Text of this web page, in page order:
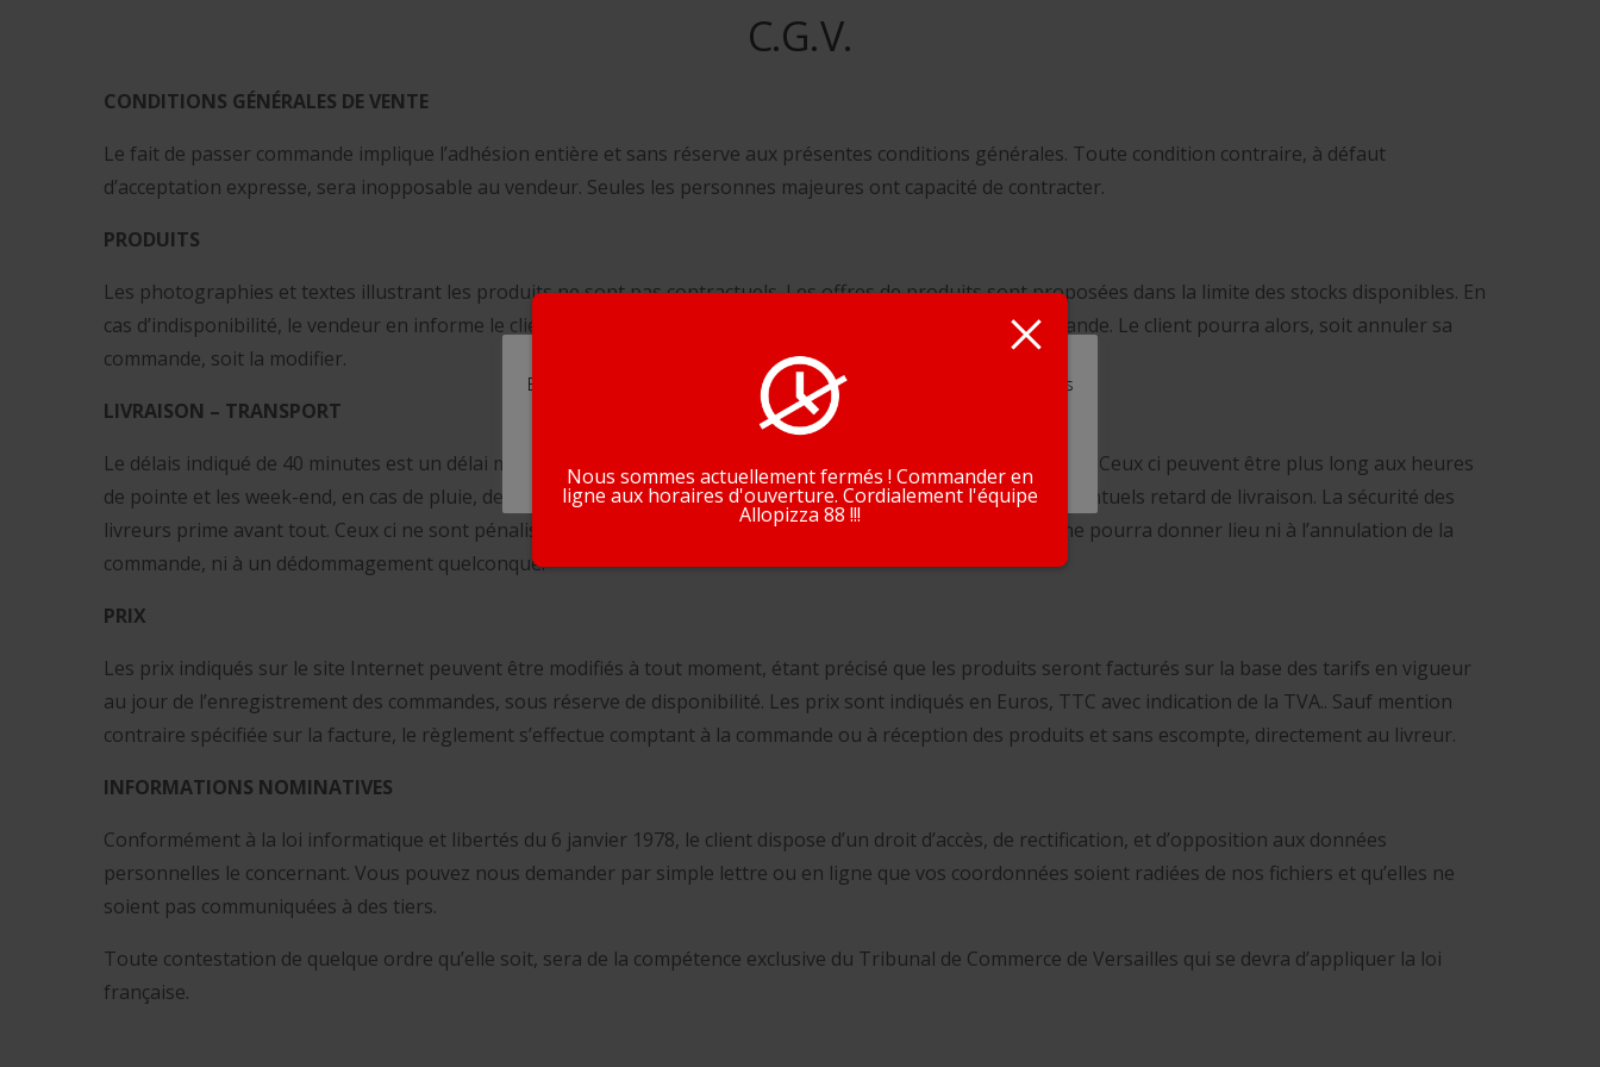
C.G.V.
CONDITIONS GÉNÉRALES DE VENTE
Le fait de passer commande implique l’adhésion entière et sans réserve aux présentes conditions générales. Toute condition contraire, à défaut
d’acceptation expresse, sera inopposable au vendeur. Seules les personnes majeures ont capacité de contracter.
PRODUITS
Les photographies et textes illustrant les produits ne sont pas contractuels. Les offres de produits sont proposées dans la limite des stocks disponibles. En
cas d’indisponibilité, le vendeur en informe le client dans les meilleurs délais suivant la passation de la commande. Le client pourra alors, soit annuler sa
commande, soit la modifier.
LIVRAISON – TRANSPORT
Le délais indiqué de 40 minutes est un délai moyen dans lesquels Allopizza88 s’engage à expédier la commande. Ceux ci peuvent être plus long aux heures
de pointe et les week-end, en cas de pluie, de neige, intempérie. ne pourra être tenu pour responsable des éventuels retard de livraison. La sécurité des
livreurs prime avant tout. Ceux ci ne sont pénalisés en cas de retard. Tout dépassement éventuel des délais ne pourra donner lieu ni à l’annulation de la
commande, ni à un dédommagement quelconque.
PRIX
Les prix indiqués sur le site Internet peuvent être modifiés à tout moment, étant précisé que les produits seront facturés sur la base des tarifs en vigueur
au jour de l’enregistrement des commandes, sous réserve de disponibilité. Les prix sont indiqués en Euros, TTC avec indication de la TVA.. Sauf mention
contraire spécifiée sur la facture, le règlement s’effectue comptant à la commande ou à réception des produits et sans escompte, directement au livreur.
INFORMATIONS NOMINATIVES
Conformément à la loi informatique et libertés du 6 janvier 1978, le client dispose d’un droit d’accès, de rectification, et d’opposition aux données
personnelles le concernant. Vous pouvez nous demander par simple lettre ou en ligne que vos coordonnées soient radiées de nos fichiers et qu’elles ne
soient pas communiquées à des tiers.
Toute contestation de quelque ordre qu’elle soit, sera de la compétence exclusive du Tribunal de Commerce de Versailles qui se devra d’appliquer la loi
française.
En poursuivant la navigation, vous acceptez que nous utilisions des
cookies pour tracer votre navigation et vos préférences.
Nous sommes actuellement fermés ! Commander en
ligne aux horaires d'ouverture. Cordialement l'équipe
Allopizza 88 !!!